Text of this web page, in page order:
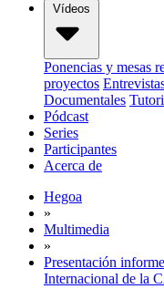
Vídeos
Ponencias y mesas
proyectos
Documentales
Pódcast
Series
Participantes
Acerca de
Hegoa
»
Multimedia
»
Presentación
Internacional de la